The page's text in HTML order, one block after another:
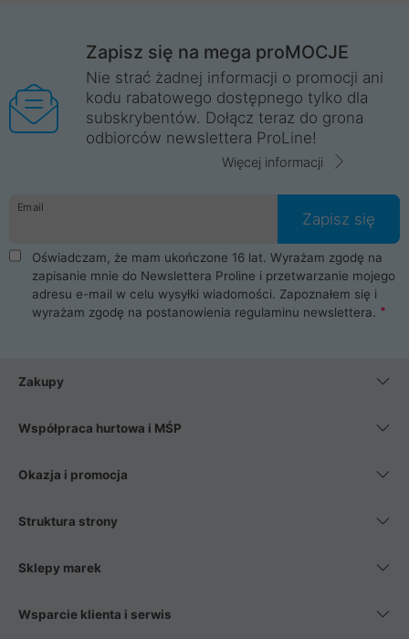
Zapisz się na mega proMOCJE
Nie strać żadnej informacji o promocji ani
kodu rabatowego dostępnego tylko dla
subskrybentów. Dołącz teraz do grona
odbiorców newslettera ProLine!
Więcej informacji
Email
Zapisz się
Oświadczam, że mam ukończone 16 lat. Wyrażam zgodę na
zapisanie mnie do Newslettera Proline i przetwarzanie mojego
adresu e-mail w celu wysyłki wiadomości. Zapoznałem się i
wyrażam zgodę na postanowienia regulaminu newslettera.
Zakupy
Współpraca hurtowa i MŚP
Okazja i promocja
Struktura strony
Sklepy marek
Wsparcie klienta i serwis